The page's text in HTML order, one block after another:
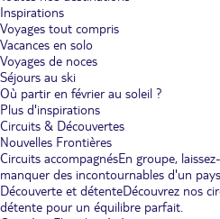
Inspirations
Voyages tout compris
Vacances en solo
Voyages de noces
Séjours au ski
Où partir en février au soleil ?
Plus d'inspirations
Circuits & Découvertes
Nouvelles Frontières
Circuits accompagnésEn groupe,
manquer des incontournables d'un
Découverte et détenteDécouvrez nos
détente pour un équilibre parfait.